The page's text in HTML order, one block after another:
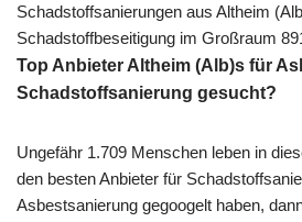
Schadstoffsanierungen aus Altheim
Schadstoffbeseitigung im Großraum
Top Anbieter Altheim (Alb)s für
Schadstoffsanierung gesucht?
Ungefähr 1.709 Menschen leben in
den besten Anbieter für
Asbestsanierung gegoogelt haben,